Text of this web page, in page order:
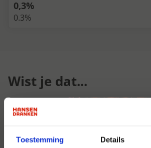
Toestemming Details
0,3%
0.3%
Wist je dat...